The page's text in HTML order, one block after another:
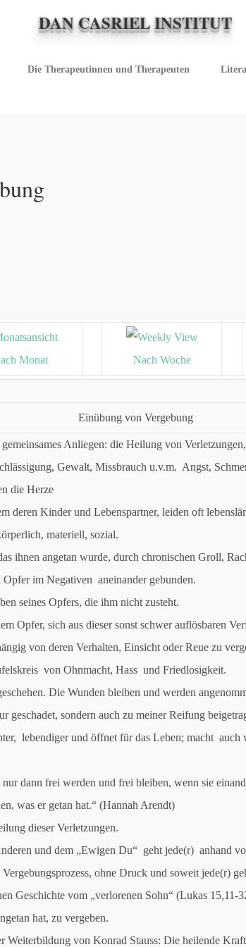
DAN CASRIEL INSTITUT
Die Therapeutinnen und Therapeuten
Monat Nach Woche
Einübung von Vergebung
Anliegen: die Heilung von
Gewalt, Missbrauch u.v.m. Angst,
die Herze
deren Kinder und Lebenspartner, leiden oft
materiell, sozial.
ihnen angetan wurde, durch chronischen Groll,
im Negativen aneinander gebunden.
seines Opfers, die ihm nicht zusteht.
Opfer, sich aus dieser sonst schwer auflösbaren
von deren Verhalten, Einsicht oder Reue zu
von Ohnmacht, Hass und Friedlosigkeit.
Die Wunden bleiben und werden
geschadet, sondern auch zu meiner Reifung
lebendiger und öffnet für das Leben; macht auch
dann frei werden und frei bleiben, wenn sie
was er getan hat.“ (Hannah Arendt)
dieser Verletzungen.
und dem „Ewigen Du“ geht jede(r) anhand
ohne Druck und soweit jede(r)
Geschichte vom „verlorenen Sohn“ (Lukas 15,11-
hat, zu vergeben.
Weiterbildung von Konrad Stauss: Die heilende